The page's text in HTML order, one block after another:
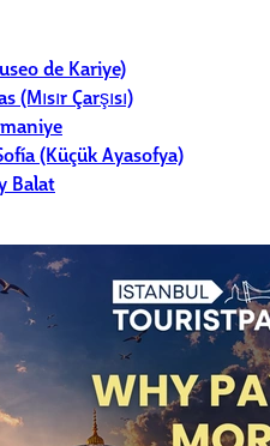
de Kariye)
(Mısır Çarşısı)
(Küçük Ayasofya)
Balat